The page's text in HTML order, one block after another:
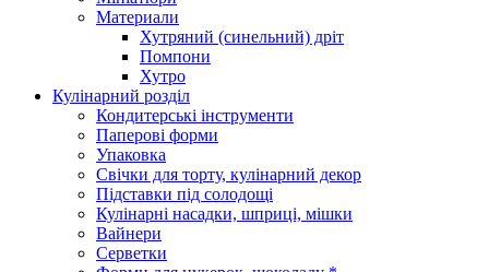
Материали
Хутряний (синельний) дріт
Помпони
Хутро
Кулінарний розділ
Кондитерські інструменти
Паперові форми
Упаковка
Свічки для торту, кулінарний декор
Підставки під солодощі
Кулінарні насадки, шприці, мішки
Вайнери
Серветки